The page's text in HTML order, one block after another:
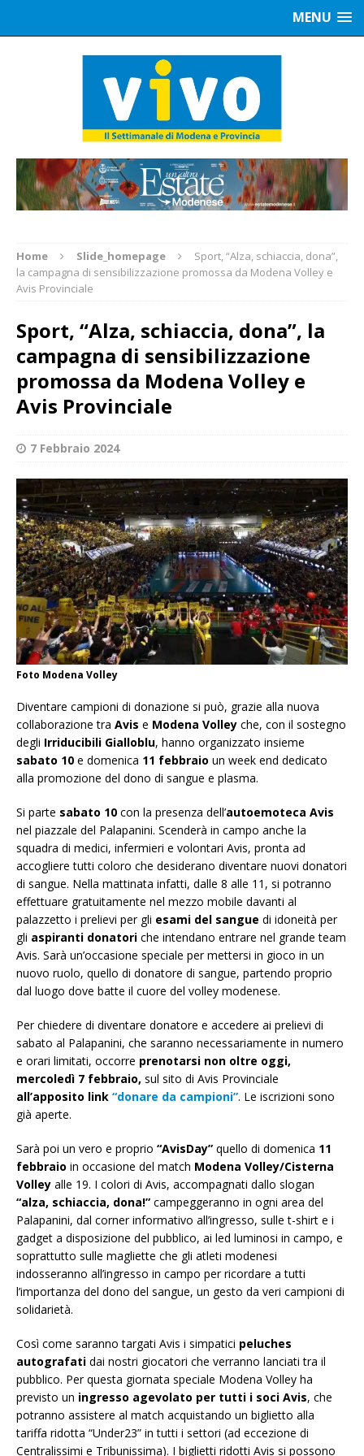
MENU
Home Slide_homepage
Sport, “Alza, schiaccia, dona”,
la campagna di sensibilizzazione promossa da Modena Volley e
Avis Provinciale
Sport, “Alza, schiaccia, dona”, la
campagna di sensibilizzazione
promossa da Modena Volley e
Avis Provinciale
7 Febbraio 2024
Foto Modena Volley
Diventare campioni di donazione si può, grazie alla nuova
collaborazione tra Avis e Modena Volley che, con il sostegno
degli Irriducibili Gialloblu, hanno organizzato insieme
sabato 10 e domenica 11 febbraio un week end dedicato
alla promozione del dono di sangue e plasma.
Si parte sabato 10 con la presenza dell’autoemoteca Avis
nel piazzale del Palapanini. Scenderà in campo anche la
squadra di medici, infermieri e volontari Avis, pronta ad
accogliere tutti coloro che desiderano diventare nuovi donatori
di sangue. Nella mattinata infatti, dalle 8 alle 11, si potranno
effettuare gratuitamente nel mezzo mobile davanti al
palazzetto i prelievi per gli esami del sangue di idoneità per
gli aspiranti donatori che intendano entrare nel grande team
Avis. Sarà un’occasione speciale per mettersi in gioco in un
nuovo ruolo, quello di donatore di sangue, partendo proprio
dal luogo dove batte il cuore del volley modenese.
Per chiedere di diventare donatore e accedere ai prelievi di
sabato al Palapanini, che saranno necessariamente in numero
e orari limitati, occorre prenotarsi non oltre oggi,
mercoledì 7 febbraio, sul sito di Avis Provinciale
all’apposito link “donare da campioni”. Le iscrizioni sono
già aperte.
Sarà poi un vero e proprio “AvisDay” quello di domenica 11
febbraio in occasione del match Modena Volley/Cisterna
Volley alle 19. I colori di Avis, accompagnati dallo slogan
“alza, schiaccia, dona!” campeggeranno in ogni area del
Palapanini, dal corner informativo all’ingresso, sulle t-shirt e i
gadget a disposizione del pubblico, ai led luminosi in campo, e
soprattutto sulle magliette che gli atleti modenesi
indosseranno all’ingresso in campo per ricordare a tutti
l’importanza del dono del sangue, un gesto da veri campioni di
solidarietà.
Così come saranno targati Avis i simpatici peluches
autografati dai nostri giocatori che verranno lanciati tra il
pubblico. Per questa giornata speciale Modena Volley ha
previsto un ingresso agevolato per tutti i soci Avis, che
potranno assistere al match acquistando un biglietto alla
tariffa ridotta “Under23” in tutti i settori (ad eccezione di
Centralissimi e Tribunissima). I biglietti ridotti Avis si possono